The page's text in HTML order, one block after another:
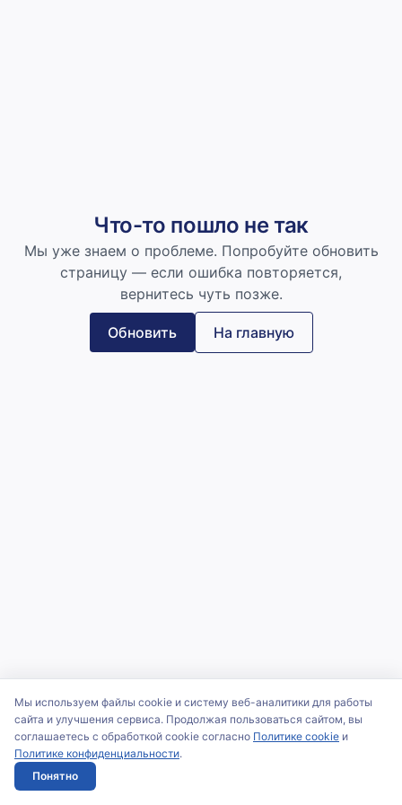
Что-то пошло не так
Мы уже знаем о проблеме. Попробуйте обновить
страницу — если ошибка повторяется,
вернитесь чуть позже.
Обновить На главную
Мы используем файлы cookie и систему веб-аналитики для работы
сайта и улучшения сервиса. Продолжая пользоваться сайтом, вы
соглашаетесь с обработкой cookie согласно Политике cookie и
Политике конфиденциальности.
Понятно